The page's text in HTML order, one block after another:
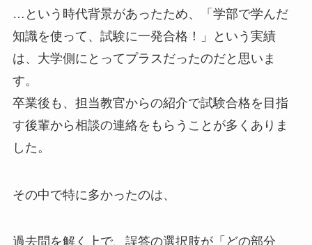
…という時代背景があったため、「学部で学んだ
知識を使って、試験に一発合格！」という実績
は、大学側にとってプラスだったのだと思いま
す。
卒業後も、担当教官からの紹介で試験合格を目指
す後輩から相談の連絡をもらうことが多くありま
した。
その中で特に多かったのは、
過去問を解く上で、誤答の選択肢が「どの部分